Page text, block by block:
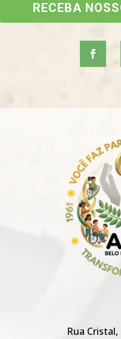
RECEBA
Rua